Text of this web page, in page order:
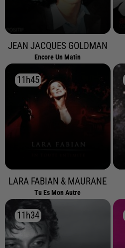
JEAN JACQUES GOLDMAN
Encore Un Matin
11h45
11h45
LARA FABIAN & MAURANE
Tu Es Mon Autre
11h34
11h34